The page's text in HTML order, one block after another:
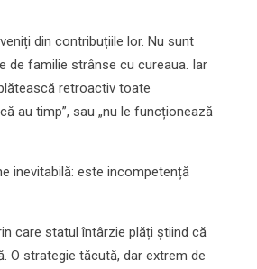
din contribuțiile lor. Nu sunt
de familie strânse cu cureaua. Iar
retroactiv toate
au timp”, sau „nu le funcționează
inevitabilă: este incompetență
care statul întârzie plăți știind că
O strategie tăcută, dar extrem de